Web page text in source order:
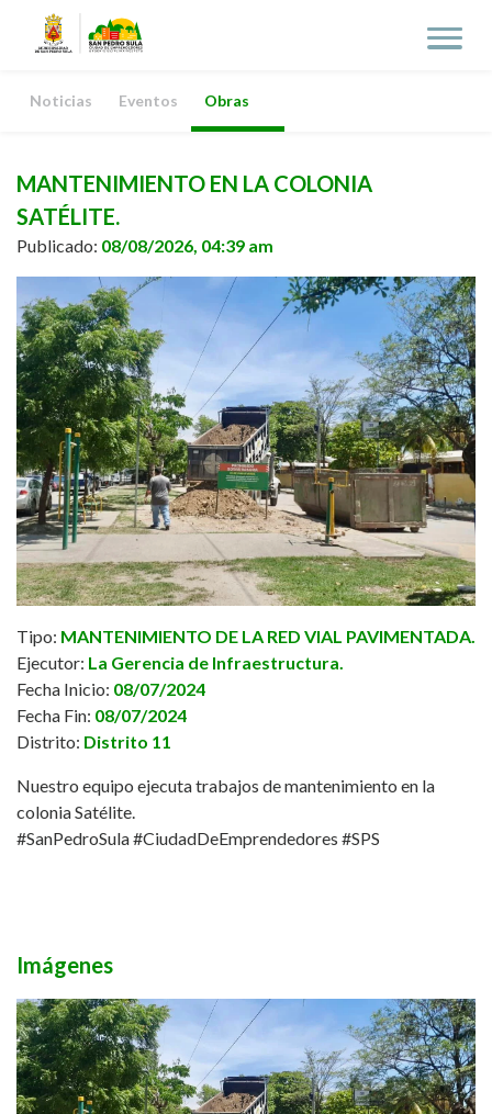
Noticias Eventos Obras
MANTENIMIENTO EN LA COLONIA
SATÉLITE.
Publicado: 08/08/2026, 04:39 am
Tipo: MANTENIMIENTO DE LA RED VIAL PAVIMENTADA.
Ejecutor: La Gerencia de Infraestructura.
Fecha Inicio: 08/07/2024
Fecha Fin: 08/07/2024
Distrito: Distrito 11
Nuestro equipo ejecuta trabajos de mantenimiento en la
colonia Satélite.
#SanPedroSula#CiudadDeEmprendedores #SPS
Imágenes